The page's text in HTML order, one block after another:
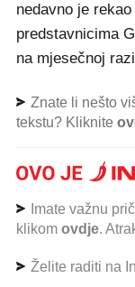
nedavno je
predstavnicima
na mjesečnoj
Znate li nešto
tekstu? Kliknite
Imate važnu
klikom ovdje.
Želite raditi na